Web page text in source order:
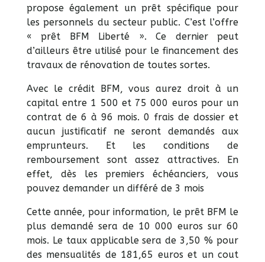
propose également un prêt spécifique pour
les personnels du secteur public. C’est l’offre
« prêt BFM Liberté ». Ce dernier peut
d’ailleurs être utilisé pour le financement des
travaux de rénovation de toutes sortes.
Avec le crédit BFM, vous aurez droit à un
capital entre 1 500 et 75 000 euros pour un
contrat de 6 à 96 mois. 0 frais de dossier et
aucun justificatif ne seront demandés aux
emprunteurs. Et les conditions de
remboursement sont assez attractives. En
effet, dès les premiers échéanciers, vous
pouvez demander un différé de 3 mois
Cette année, pour information, le prêt BFM le
plus demandé sera de 10 000 euros sur 60
mois. Le taux applicable sera de 3,50 % pour
des mensualités de 181,65 euros et un cout